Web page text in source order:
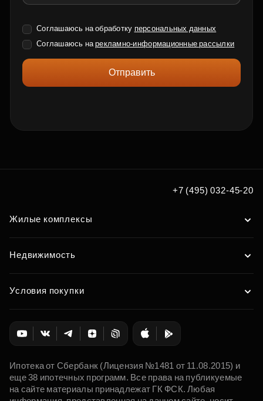
Соглашаюсь на обработку персональных данных
Соглашаюсь нарекламно-информационные рассылки
Отправить
+7 (495) 032-45-20
Жилые комплексы
Недвижимость
Условия покупки
Ипотека от Сбербанк (Лицензия №1481 от 11.08.2015) и
еще 38 ипотечных программ. Все права на публикуемые
на сайте материалы принадлежат ГК ФСК. Любая